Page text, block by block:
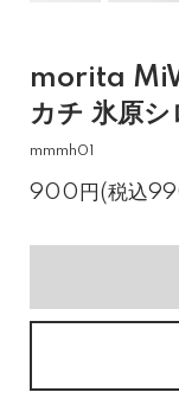
morita
カチ 氷原シ
mmmh01
900円(税込